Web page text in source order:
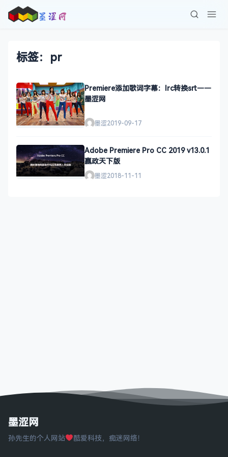
标签：pr
Premiere添加歌词字幕：lrc转换srt——
墨涩网
墨涩2019-09-17
Adobe Premiere Pro CC 2019 v13.0.1
嬴政天下版
墨涩2018-11-11
墨涩网
孙先生的个人网站 酷爱科技，痴迷网络！